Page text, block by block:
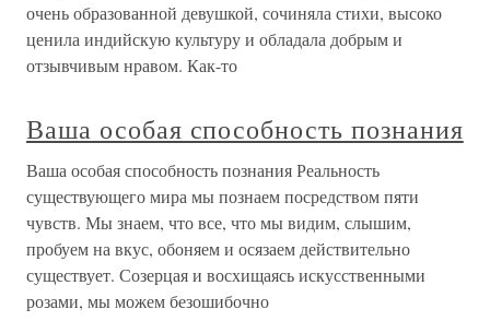
очень образованной девушкой, сочиняла стихи, высоко
ценила индийскую культуру и обладала добрым и
отзывчивым нравом. Как-то
Ваша особая способность познания
Ваша особая способность познания Реальность
существующего мира мы познаем посредством пяти
чувств. Мы знаем, что все, что мы видим, слышим,
пробуем на вкус, обоняем и осязаем действительно
существует. Созерцая и восхищаясь искусственными
розами, мы можем безошибочно